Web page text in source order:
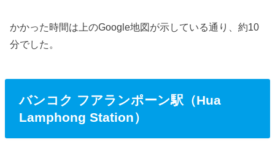
かかった時間は上のGoogle地図が示している通り、約10
分でした。
バンコク フアランポーン駅（Hua
Lamphong Station）